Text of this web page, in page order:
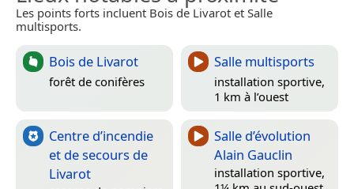
Les points forts incluent Bois de Livarot et Salle
multisports.
Bois de Livarot
forêt de conifères
Salle multisports
installation sportive,
1 km à l’ouest
Centre d’incendie
et de secours de
Livarot
Salle d’évolution
Alain Gauclin
installation sportive,